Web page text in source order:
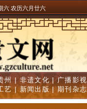
六 农历六月廿六
州|非遗文化 |广播影视
艺 | 新闻出版|期刊杂志